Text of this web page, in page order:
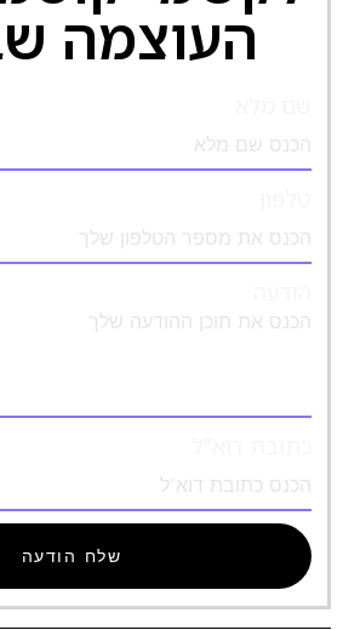
העוצמה
שלח הודעה